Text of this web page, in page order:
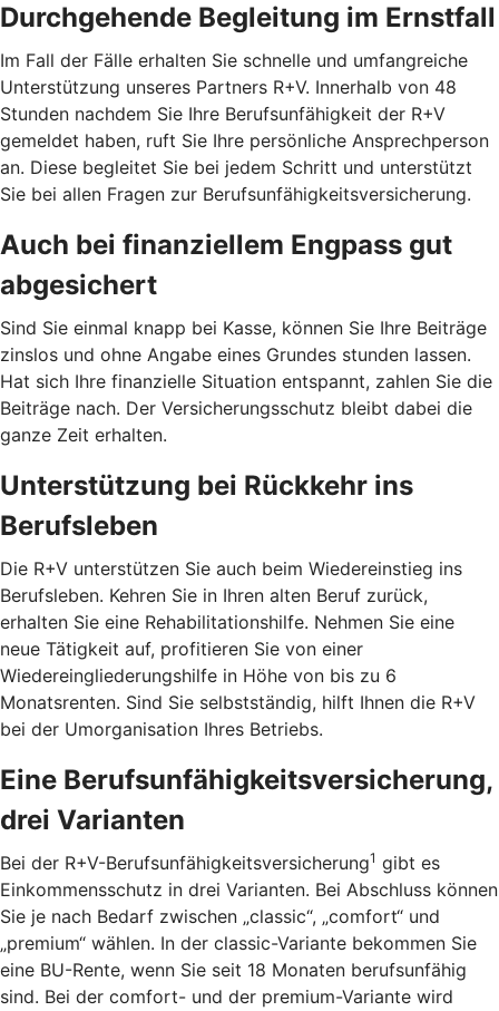
Durchgehende Begleitung im Ernstfall
Im Fall der Fälle erhalten Sie schnelle und umfangreiche
Unterstützung unseres Partners R+V. Innerhalb von 48
Stunden nachdem Sie Ihre Berufsunfähigkeit der R+V
gemeldet haben, ruft Sie Ihre persönliche Ansprechperson
an. Diese begleitet Sie bei jedem Schritt und unterstützt
Sie bei allen Fragen zur Berufsunfähigkeitsversicherung.
Auch bei finanziellem Engpass gut
abgesichert
Sind Sie einmal knapp bei Kasse, können Sie Ihre Beiträge
zinslos und ohne Angabe eines Grundes stunden lassen.
Hat sich Ihre finanzielle Situation entspannt, zahlen Sie die
Beiträge nach. Der Versicherungsschutz bleibt dabei die
ganze Zeit erhalten.
Unterstützung bei Rückkehr ins
Berufsleben
Die R+V unterstützen Sie auch beim Wiedereinstieg ins
Berufsleben. Kehren Sie in Ihren alten Beruf zurück,
erhalten Sie eine Rehabilitationshilfe. Nehmen Sie eine
neue Tätigkeit auf, profitieren Sie von einer
Wiedereingliederungshilfe in Höhe von bis zu 6
Monatsrenten. Sind Sie selbstständig, hilft Ihnen die R+V
bei der Umorganisation Ihres Betriebs.
Eine Berufsunfähigkeitsversicherung,
drei Varianten
Bei der R+V-Berufsunfähigkeitsversicherung1 gibt es
Einkommensschutz in drei Varianten. Bei Abschluss können
Sie je nach Bedarf zwischen „classic“, „comfort“ und
„premium“ wählen. In der classic-Variante bekommen Sie
eine BU-Rente, wenn Sie seit 18 Monaten berufsunfähig
sind. Bei der comfort- und der premium-Variante wird